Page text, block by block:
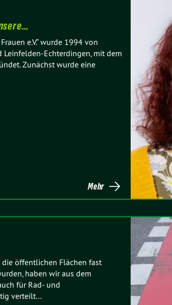
e.V.“ wurde 1994 von
Echterdingen, mit dem
Zunächst wurde eine
Mehr
öffentlichen Flächen fast
haben wir aus dem
für Rad- und
verteilt…